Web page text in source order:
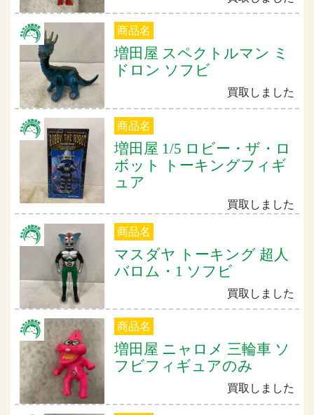
商品名
増田屋 スペクトルマン ミ
ドロン ソフビ
買取しました
商品名
増田屋 1/5 ロビー・ザ・ロ
ボット トーキングフィギ
ュア
買取しました
商品名
マスダヤ トーキング 超人
バロム・1 ソフビ
買取しました
商品名
増田屋 ニャロメ 三輪車 ソ
フビフィギュアのみ
買取しました